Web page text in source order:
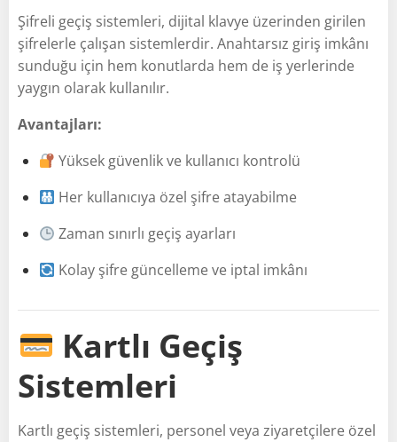
Şifreli geçiş sistemleri, dijital klavye üzerinden girilen
şifrelerle çalışan sistemlerdir. Anahtarsız giriş imkânı
sunduğu için hem konutlarda hem de iş yerlerinde
yaygın olarak kullanılır.
Avantajları:
Yüksek güvenlik ve kullanıcı kontrolü
Her kullanıcıya özel şifre atayabilme
Zaman sınırlı geçiş ayarları
Kolay şifre güncelleme ve iptal imkânı
Kartlı Geçiş
Sistemleri
Kartlı geçiş sistemleri, personel veya ziyaretçilere özel